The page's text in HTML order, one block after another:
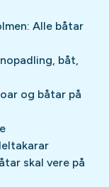
Alle båtar
båt,
og båtar på
skal vere på